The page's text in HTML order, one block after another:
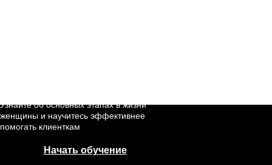
Узнайте об основных этапах в жизни
женщины и научитесь эффективнее
помогать клиенткам
Начать обучение